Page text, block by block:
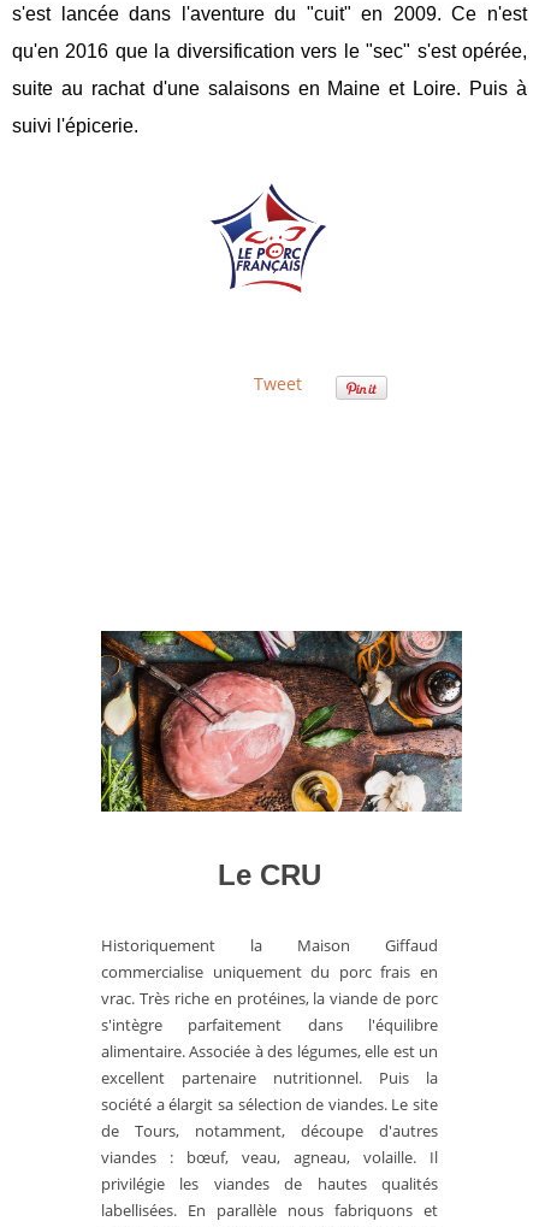
s'est lancée dans l'aventure du "cuit" en 2009. Ce n'est
qu'en 2016 que la diversification vers le "sec" s'est opérée,
suite au rachat d'une salaisons en Maine et Loire. Puis à
suivi l'épicerie.
Tweet
Le CRU
Historiquement la Maison Giffaud
commercialise uniquement du porc frais en
vrac. Très riche en protéines, la viande de porc
s'intègre parfaitement dans l'équilibre
alimentaire. Associée à des légumes, elle est un
excellent partenaire nutritionnel. Puis la
société a élargit sa sélection de viandes. Le site
de Tours, notamment, découpe d'autres
viandes : bœuf, veau, agneau, volaille. Il
privilégie les viandes de hautes qualités
labellisées. En parallèle nous fabriquons et